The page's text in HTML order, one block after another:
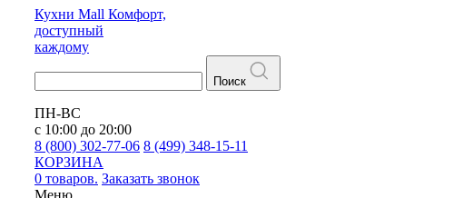
Кухни Mall Комфорт,
доступный
каждому
Поиск
ПН-ВС
с 10:00 до 20:00
8 (800) 302-77-06 8 (499) 348-15-11
КОРЗИНА
0 товаров. Заказать звонок